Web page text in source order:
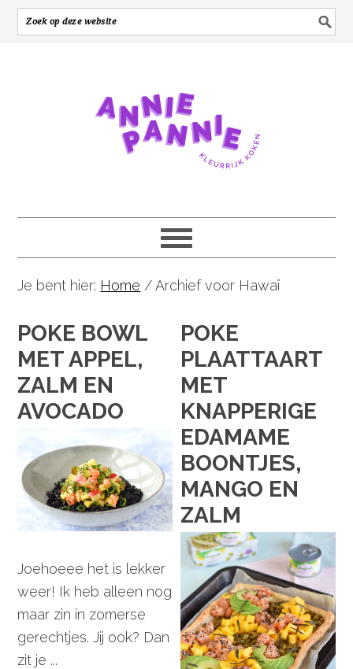
Je bent hier: Home /Archief voor Hawaï
POKE BOWL
MET APPEL,
ZALM EN
AVOCADO
Joehoeee het is lekker
weer! Ik heb alleen nog
maar zin in zomerse
gerechtjes. Jij ook? Dan
zit je ...
POKE
PLAATTAART
MET
KNAPPERIGE
EDAMAME
BOONTJES,
MANGO EN
ZALM